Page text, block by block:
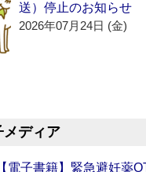
送）停止のお知らせ
2026年07月24日 (金)
メディア
【電子書籍】緊急避妊薬